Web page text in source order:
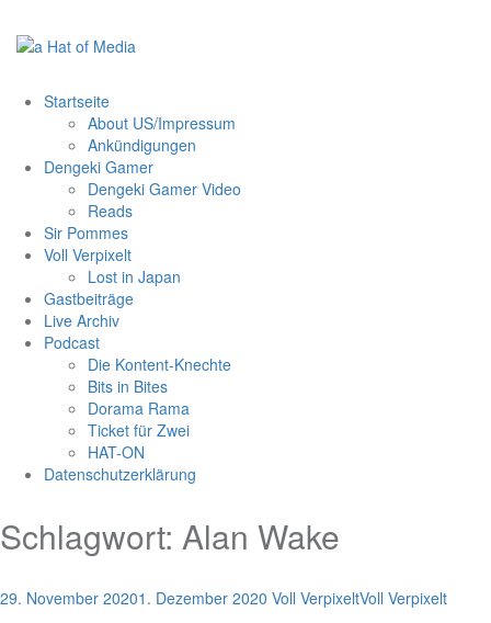
Inhalt
springen
Startseite
About US/Impressum
Ankündigungen
Dengeki Gamer
Dengeki Gamer Video
Reads
Sir Pommes
Voll Verpixelt
Lost in Japan
Gastbeiträge
Live Archiv
Podcast
Die Kontent-Knechte
Bits in Bites
Dorama Rama
Ticket für Zwei
HAT-ON
Datenschutzerklärung
Schlagwort: Alan Wake
29. November 20201. Dezember 2020 Voll VerpixeltVoll Verpixelt